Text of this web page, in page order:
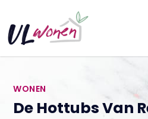
WONEN
De Hottubs Van